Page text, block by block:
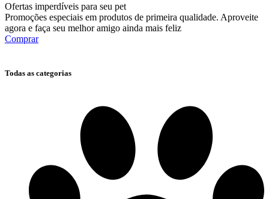
Ofertas imperdíveis para seu pet
Promoções especiais em produtos de primeira qualidade. Aproveite
agora e faça seu melhor amigo ainda mais feliz
Comprar
Todas as categorias